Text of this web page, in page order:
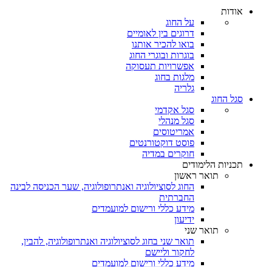
אודות
על החוג
דרוגים בין לאומיים
בואו להכיר אותנו
בוגרות ובוגרי החוג
אפשרויות תעסוקה
מלגות בחוג
גלריה
סגל החוג
סגל אקדמי
סגל מנהלי
אמריטוסים
פוסט דוקטורנטים
חוקרים במדיה
תכניות הלימודים
תואר ראשון
החוג לסוציולוגיה ואנתרופולוגיה, שער הכניסה לבינה
החברתית
מידע כללי ורישום למועמדים
ידיעון
תואר שני
תואר שני בחוג לסוציולוגיה ואנתרופולוגיה, להבין,
לחקור וליישם
מידע כללי ורישום למועמדים